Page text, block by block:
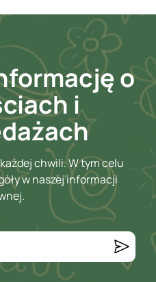
o
i
chwili. W tym celu
w naszej informacji